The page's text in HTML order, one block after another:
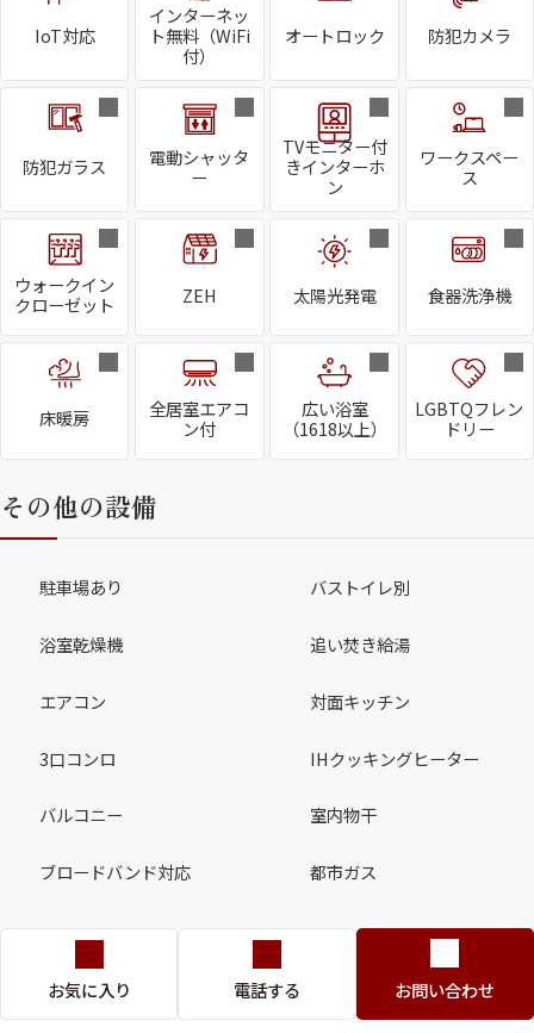
IoT対応
インターネッ
ト無料（WiFi
付）
オートロック 防犯カメラ
防犯ガラス
電動シャッタ
ー
TVモニター付
きインターホ
ン
ワークスペー
ス
ウォークイン
クローゼット
ZEH 太陽光発電 食器洗浄機
床暖房
全居室エアコ
ン付
広い浴室
（1618以上）
LGBTQフレン
ドリー
その他の設備
駐車場あり バストイレ別
浴室乾燥機 追い焚き給湯
エアコン 対面キッチン
3口コンロ IHクッキングヒーター
バルコニー 室内物干
ブロードバンド対応 都市ガス
お気に入り 電話する お問い合わせ